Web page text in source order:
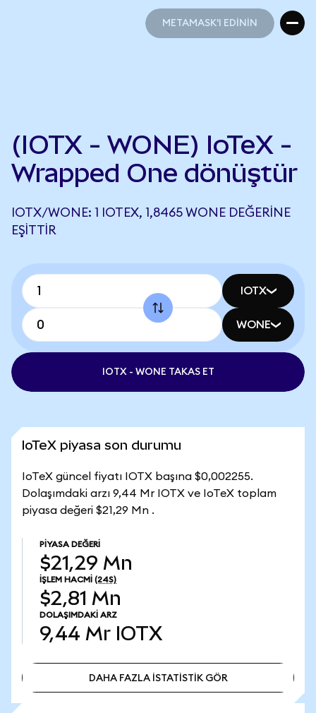
METAMASK'I EDİNİN
(IOTX - WONE) IoTeX -
Wrapped One dönüştür
IOTX/WONE: 1 IOTEX, 1,8465 WONE DEĞERINE
EŞITTIR
IOTX
WONE
IOTX - WONE TAKAS ET
IoTeX piyasa son durumu
IoTeX güncel fiyatı IOTX başına $0,002255.
Dolaşımdaki arzı 9,44 Mr IOTX ve IoTeX toplam
piyasa değeri $21,29 Mn .
PIYASA DEĞERI
$21,29 Mn
İŞLEM HACMI (24S)
$2,81 Mn
DOLAŞIMDAKI ARZ
9,44 Mr IOTX
DAHA FAZLA İSTATİSTİK GÖR